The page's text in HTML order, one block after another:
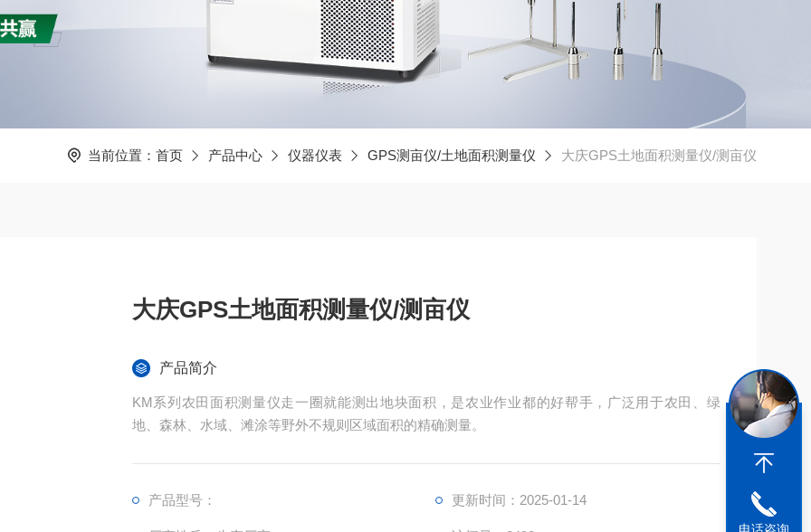
当前位置： 首页 产品中心 仪器仪表 GPS测亩仪/土地面积测量仪 大庆GPS土地面积测量仪/测亩仪
大庆GPS土地面积测量仪/测亩仪
产品简介
KM系列农田面积测量仪走一圈就能测出地块面积，是农业作业都的好帮手，广泛用于农田、绿
地、森林、水域、滩涂等野外不规则区域面积的精确测量。
产品型号： 更新时间：2025-01-14
电话咨询